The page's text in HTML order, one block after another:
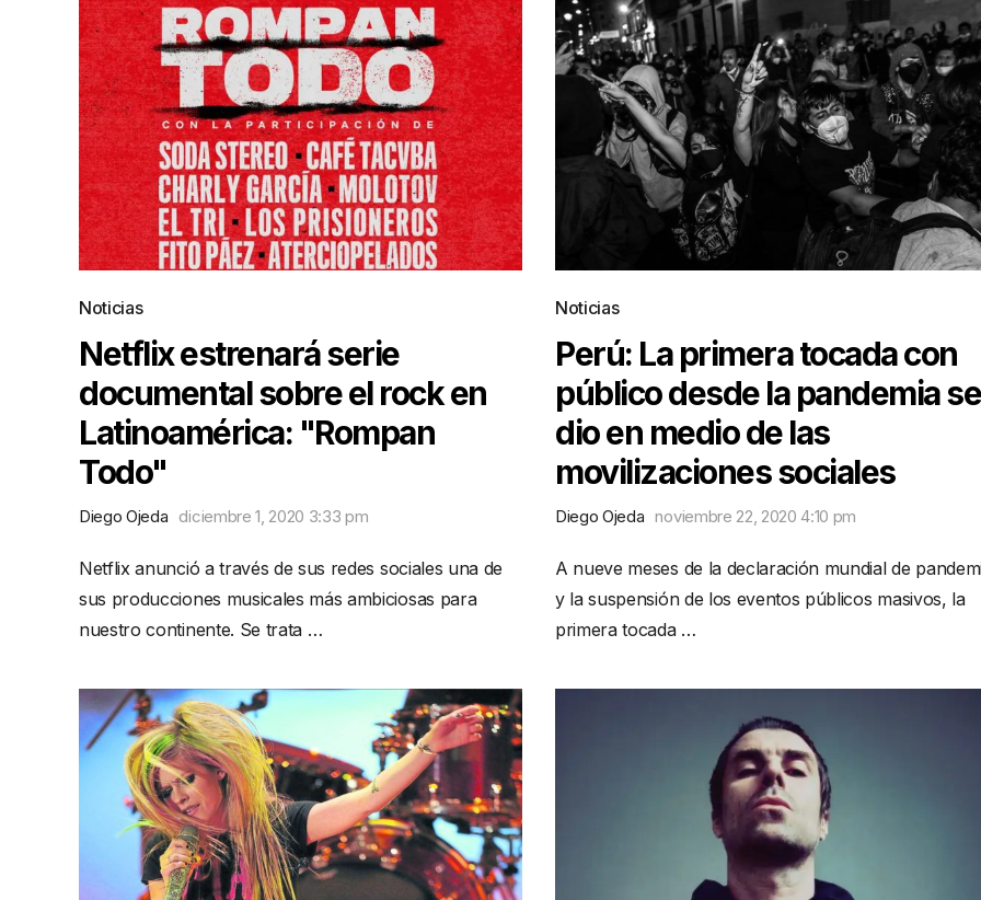
Noticias
Netflix estrenará serie
documental sobre el rock en
Latinoamérica: "Rompan
Todo"
Diego Ojeda diciembre 1, 2020 3:33 pm
Netflix anunció a través de sus redes sociales una de
sus producciones musicales más ambiciosas para
nuestro continente. Se trata …
Noticias
Perú: La primera tocada con
público desde la pandemia se
dio en medio de las
movilizaciones sociales
Diego Ojeda noviembre 22, 2020 4:10 pm
A nueve meses de la declaración mundial de
y la suspensión de los eventos públicos masivos, la
primera tocada …